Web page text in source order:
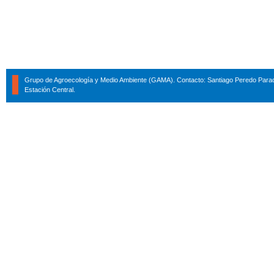
Grupo de Agroecología y Medio Ambiente (GAMA). Contacto: Santiago Peredo
Estación Central.